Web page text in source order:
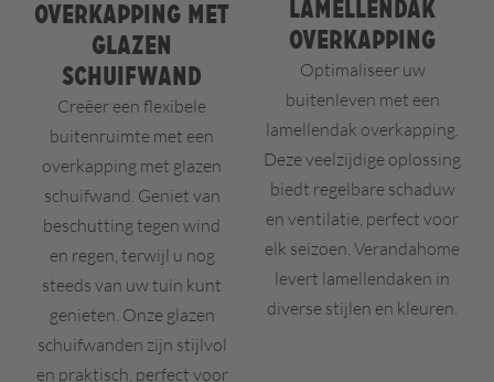
Overkapping met
glazen
schuifwand
Creëer een flexibele
buitenruimte met een
overkapping met glazen
schuifwand. Geniet van
beschutting tegen wind
en regen, terwijl u nog
steeds van uw tuin kunt
genieten. Onze glazen
schuifwanden zijn stijlvol
en praktisch, perfect voor
Lamellendak
overkapping
Optimaliseer uw
buitenleven met een
lamellendak overkapping.
Deze veelzijdige oplossing
biedt regelbare schaduw
en ventilatie, perfect voor
elk seizoen. Verandahome
levert lamellendaken in
diverse stijlen en kleuren.